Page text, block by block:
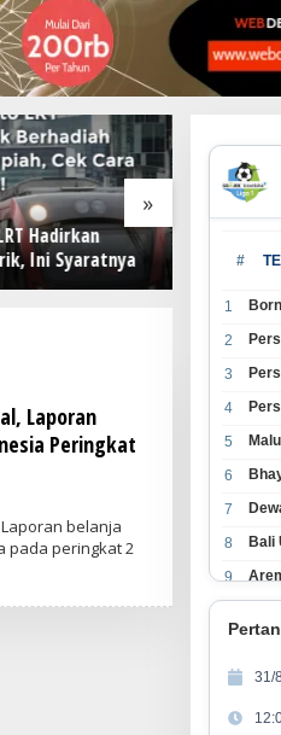
»
Hadirkan
Ini Syaratnya
Dukung
Pekerja di
Laporan
Peringkat
Laporan belanja
pada peringkat 2
#
1
2
3
4
5
6
7
8
Bali
9
0
1
2
31/